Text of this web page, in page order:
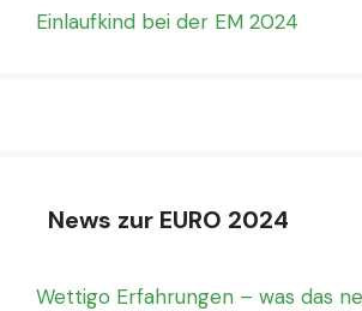
Einlaufkind bei der EM 2024
News zur EURO 2024
Wettigo Erfahrungen – was das